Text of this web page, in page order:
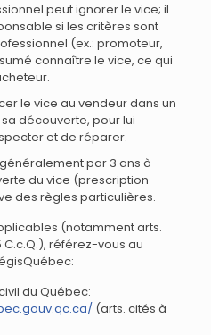
peut ignorer le vice; il
si les critères sont
(ex.: promoteur,
connaître le vice, ce qui
le vice au vendeur dans un
découverte, pour lui
et de réparer.
par 3 ans à
du vice (prescription
des règles particulières.
(notamment arts.
C.c.Q.), référez-vous au
du Québec:
(arts. cités à